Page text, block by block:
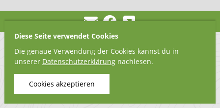
Diese Seite verwendet Cookies
Die genaue Verwendung der Cookies kannst du in
unserer Datenschutzerklärungnachlesen.
Cookies akzeptieren